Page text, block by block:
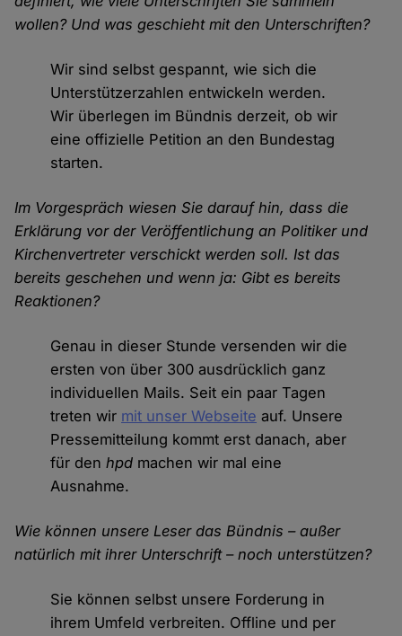
wollen? Und was geschieht mit den Unterschriften?
Wir sind selbst gespannt, wie sich die
Unterstützerzahlen entwickeln werden.
Wir überlegen im Bündnis derzeit, ob wir
eine offizielle Petition an den Bundestag
starten.
Im Vorgespräch wiesen Sie darauf hin, dass die
Erklärung vor der Veröffentlichung an Politiker und
Kirchenvertreter verschickt werden soll. Ist das
bereits geschehen und wenn ja: Gibt es bereits
Reaktionen?
Genau in dieser Stunde versenden wir die
ersten von über 300 ausdrücklich ganz
individuellen Mails. Seit ein paar Tagen
treten wir mit unser Webseite auf. Unsere
Pressemitteilung kommt erst danach, aber
für denhpd machen wir mal eine
Ausnahme.
Wie können unsere Leser das Bündnis – außer
natürlich mit ihrer Unterschrift – noch unterstützen?
Sie können selbst unsere Forderung in
ihrem Umfeld verbreiten. Offline und per